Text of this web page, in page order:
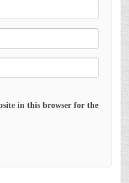
in this browser for the